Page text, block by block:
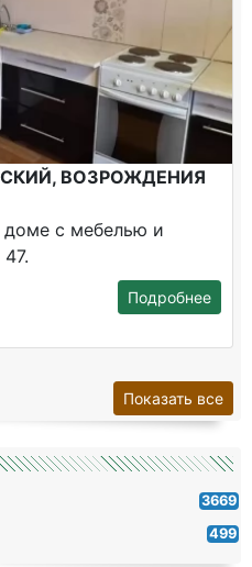
3669
499
ВОЗРОЖДЕНИЯ
с мебелью и
Подробнее
Показать все